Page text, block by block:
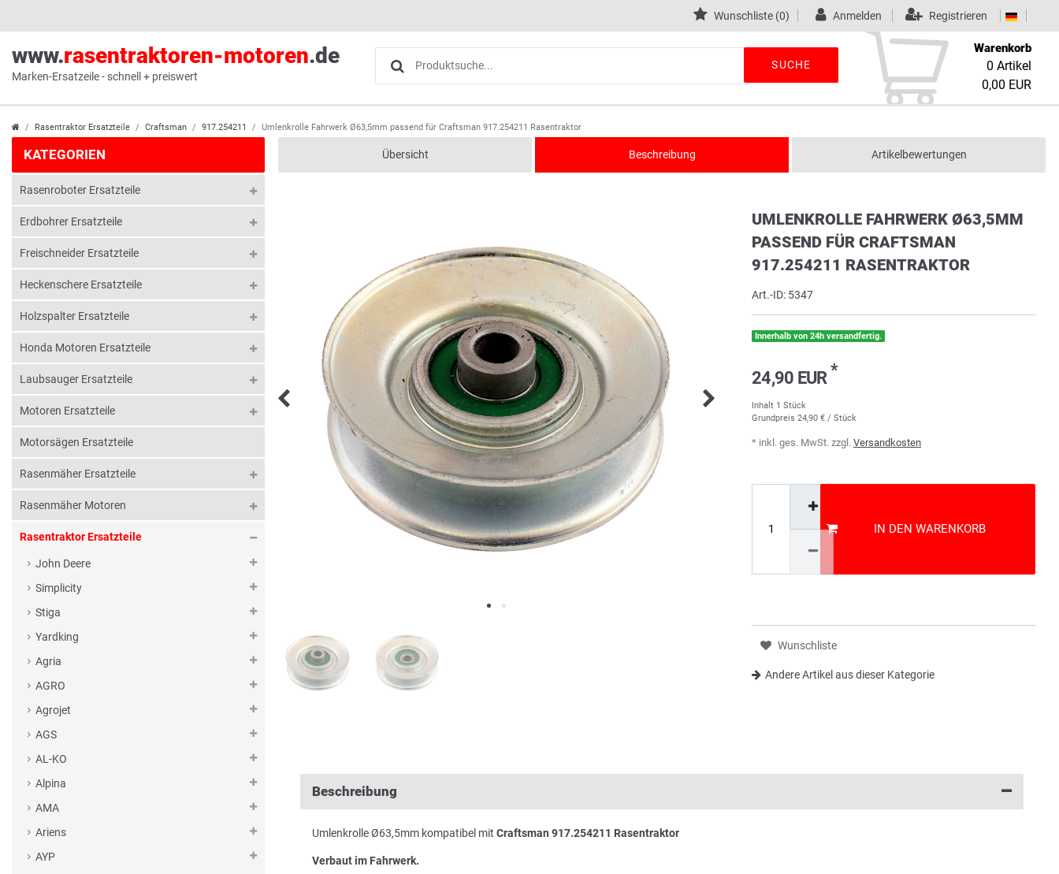
Wunschliste (0) Anmelden Registrieren
www.rasentraktoren-motoren.de
Marken-Ersatzeile - schnell + preiswert
SUCHE
Warenkorb
0 Artikel
0,00 EUR
Rasentraktor Ersatzteile Craftsman 917.254211 Umlenkrolle Fahrwerk Ø63,5mm passend für Craftsman 917.254211 Rasentraktor
KATEGORIEN
Rasenroboter Ersatzteile
Erdbohrer Ersatzteile
Freischneider Ersatzteile
Heckenschere Ersatzteile
Holzspalter Ersatzteile
Honda Motoren Ersatzteile
Laubsauger Ersatzteile
Motoren Ersatzteile
Motorsägen Ersatzteile
Rasenmäher Ersatzteile
Rasenmäher Motoren
Rasentraktor Ersatzteile
John Deere
Simplicity
Stiga
Yardking
Agria
AGRO
Agrojet
AGS
AL-KO
Alpina
AMA
Ariens
AYP
Übersicht Beschreibung Artikelbewertungen
UMLENKROLLE FAHRWERK Ø63,5MM
PASSEND FÜR CRAFTSMAN
917.254211 RASENTRAKTOR
Art.-ID: 5347
Innerhalb von 24h versandfertig.
24,90 EUR *
Inhalt 1 Stück
Grundpreis 24,90 € / Stück
* inkl. ges. MwSt. zzgl. Versandkosten
IN DEN WARENKORB
Wunschliste
Andere Artikel aus dieser Kategorie
Beschreibung
Umlenkrolle Ø63,5mm kompatibel mit Craftsman 917.254211 Rasentraktor
Verbaut im Fahrwerk.